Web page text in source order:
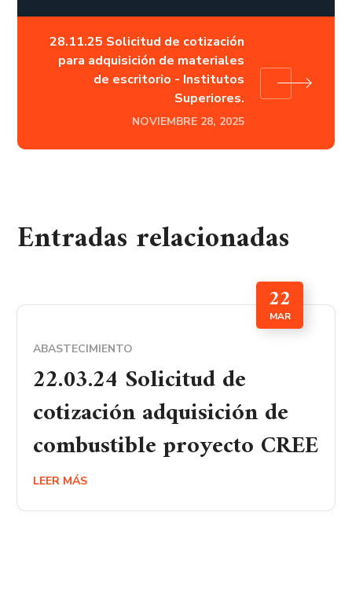
28.11.25 Solicitud de cotización
para adquisición de materiales
de escritorio - Institutos
Superiores.
NOVIEMBRE 28, 2025
Entradas relacionadas
22
MAR
ABASTECIMIENTO
22.03.24 Solicitud de
cotización adquisición de
combustible proyecto CREE
LEER MÁS